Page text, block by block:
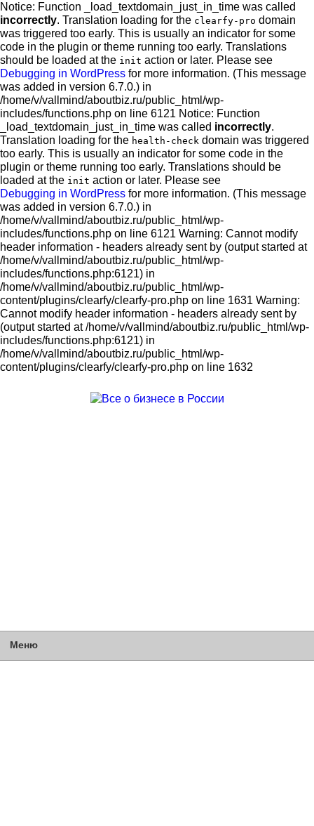
Notice: Function _load_textdomain_just_in_time was called
incorrectly. Translation loading for the clearfy-pro domain
was triggered too early. This is usually an indicator for some
code in the plugin or theme running too early. Translations
should be loaded at the init action or later. Please see
Debugging in WordPress for more information. (This message
was added in version 6.7.0.) in
/home/v/vallmind/aboutbiz.ru/public_html/wp-
includes/functions.php on line 6121 Notice: Function
_load_textdomain_just_in_time was called incorrectly.
Translation loading for the health-check domain was triggered
too early. This is usually an indicator for some code in the
plugin or theme running too early. Translations should be
loaded at the init action or later. Please see
Debugging in WordPress for more information. (This message
was added in version 6.7.0.) in
/home/v/vallmind/aboutbiz.ru/public_html/wp-
includes/functions.php on line 6121 Warning: Cannot modify
header information - headers already sent by (output started at
/home/v/vallmind/aboutbiz.ru/public_html/wp-
includes/functions.php:6121) in
/home/v/vallmind/aboutbiz.ru/public_html/wp-
content/plugins/clearfy/clearfy-pro.php on line 1631 Warning:
Cannot modify header information - headers already sent by
(output started at /home/v/vallmind/aboutbiz.ru/public_html/wp-
includes/functions.php:6121) in
/home/v/vallmind/aboutbiz.ru/public_html/wp-
content/plugins/clearfy/clearfy-pro.php on line 1632
Меню